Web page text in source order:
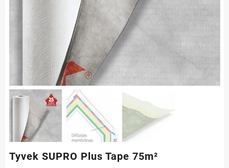
Tyvek SUPRO Plus Tape 75m²